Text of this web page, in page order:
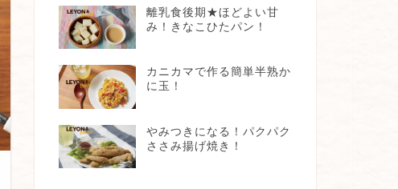
離乳食後期★ほどよい甘
み！きなこひたパン！
カニカマで作る簡単半熟か
に玉！
やみつきになる！パクパク
ささみ揚げ焼き！